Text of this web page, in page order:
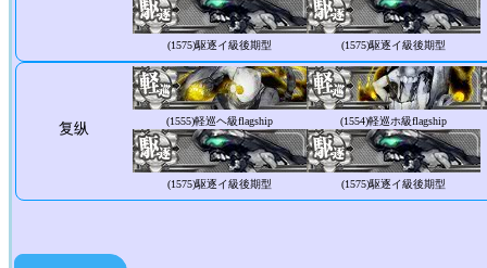
(1575)駆逐イ級後期型 (1575)駆逐イ級後期型
复纵 (1555)軽巡ヘ級flagship (1554)軽巡ホ級flagship
(1575)駆逐イ級後期型 (1575)駆逐イ級後期型